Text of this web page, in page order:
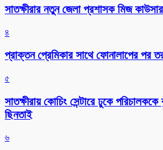
সাতক্ষীরার নতুন জেলা প্রশাসক মিজ
৪
প্রাক্তন প্রেমিকার সাথে ফোনালাপের পর
৫
সাতক্ষীরায় কোচিং সেন্টারে ঢুকে
ছিনতাই
৬